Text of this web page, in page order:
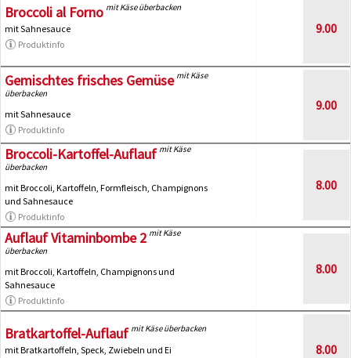
Broccoli al Forno mit Käse überbacken
mit Sahnesauce
Produktinfo
9.00
Gemischtes frisches Gemüse mit Käse
überbacken
mit Sahnesauce
Produktinfo
9.00
Broccoli-Kartoffel-Auflauf mit Käse
überbacken
mit Broccoli, Kartoffeln, Formfleisch, Champignons
und Sahnesauce
Produktinfo
8.00
Auflauf Vitaminbombe 2 mit Käse
überbacken
mit Broccoli, Kartoffeln, Champignons und
Sahnesauce
Produktinfo
8.00
Bratkartoffel-Auflauf mit Käse überbacken
mit Bratkartoffeln, Speck, Zwiebeln und Ei
8.00